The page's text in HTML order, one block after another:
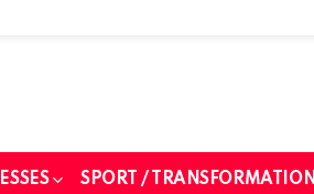
SPORT / TRANSFORMATION